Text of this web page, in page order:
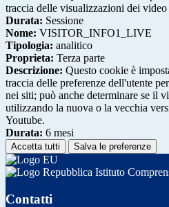
traccia delle visualizzazioni dei
Durata: Sessione
Nome: VISITOR_INFO1_LIVE
Tipologia: analitico
Proprieta: Terza parte
Descrizione: Questo cookie è
traccia delle preferenze dell'utente
nei siti; può anche determinare se il
utilizzando la nuova o la vecchia
Youtube.
Durata: 6 mesi
Accetta tutti Salva le preferenze
Istituto
Contatti